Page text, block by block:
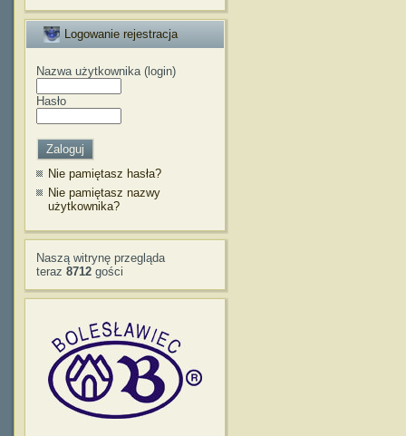
Logowanie rejestracja
Nazwa użytkownika (login)
Hasło
Nie pamiętasz hasła?
Nie pamiętasz nazwy
użytkownika?
Naszą witrynę przegląda
teraz 8712 gości